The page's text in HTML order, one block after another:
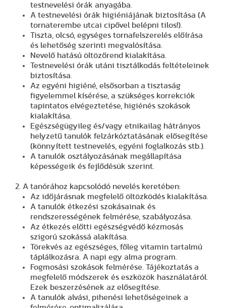
testnevelési órák anyagába.
A testnevelési órák higiéniájának biztosítása (A
tornaterembe utcai cipővel belépni tilos!).
Tiszta, olcsó, egységes tornafelszerelés előírása
és lehetőség szerinti megvalósítása.
Nevelő hatású öltözőrend kialakítása.
Testnevelési órák utáni tisztálkodás feltételeinek
biztosítása.
Az egyéni higiéné, elsősorban a tisztaság
figyelemmel kísérése, a szükséges korrekciók
tapintatos elvégeztetése, higiénés szokások
kialakítása.
Egészségügyileg és/vagy etnikailag hátrányos
helyzetű tanulók felzárkóztatásának elősegítése
(könnyített testnevelés, egyéni foglalkozás stb.).
A tanulók osztályozásának megállapítása
képességeik és fejlődésük szerint.
2. A tanórához kapcsolódó nevelés keretében:
Az időjárásnak megfelelő öltözködés kialakítása.
A tanulók étkezési szokásainak és
rendszerességének felmérése, szabályozása.
Az étkezés előtti egészségvédő kézmosás
szigorú szokássá alakítása.
Törekvés az egészséges, főleg vitamin tartalmú
táplálkozásra. A napi egy alma program.
Fogmosási szokások felmérése. Tájékoztatás a
megfelelő módszerek és eszközök használatáról.
Ezek beszerzésének az elősegítése.
A tanulók alvási, pihenési lehetőségeinek a